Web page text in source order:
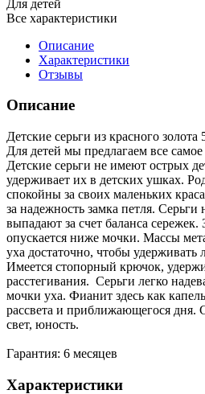
Для детей
Все характеристики
Описание
Характеристики
Отзывы
Описание
Детские серьги из красного
Для детей мы предлагаем все
Детские серьги не имеют острых
удерживает их в детских ушках.
спокойны за своих маленьких
за надежность замка петля. Серьги
выпадают за счет баланса сережек.
опускается ниже мочки. Массы
уха достаточно, чтобы
Имеется стопорный крючок,
расстегивания. Серьги легко
мочки уха. Фианит здесь как
рассвета и приближающегося дня.
свет, юность.
Гарантия: 6 месяцев
Характеристики